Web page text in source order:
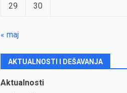
29 30
« maj
AKTUALNOSTI I DEŠAVANJA
Aktualnosti